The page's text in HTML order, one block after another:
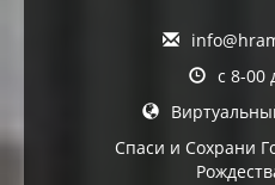
с 8-00
Спаси и Сохрани